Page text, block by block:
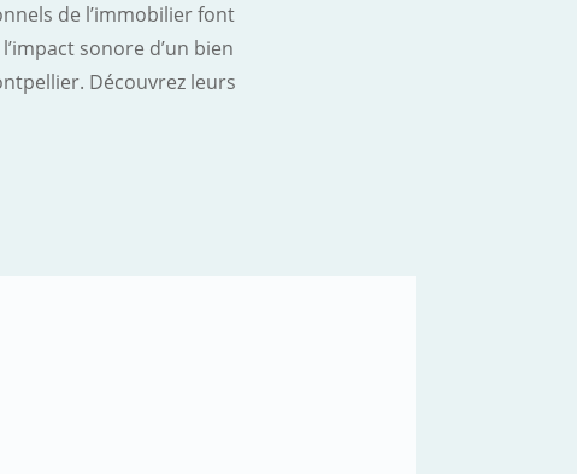
de l’immobilier font
sonore d’un bien
Découvrez leurs